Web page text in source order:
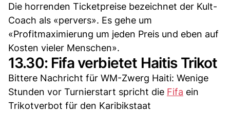
Die horrenden Ticketpreise bezeichnet der Kult-
Coach als «pervers». Es gehe um
«Profitmaximierung um jeden Preis und eben auf
Kosten vieler Menschen».
13.30: Fifa verbietet Haitis Trikot
Bittere Nachricht für WM-Zwerg Haiti: Wenige
Stunden vor Turnierstart spricht die Fifa ein
Trikotverbot für den Karibikstaat